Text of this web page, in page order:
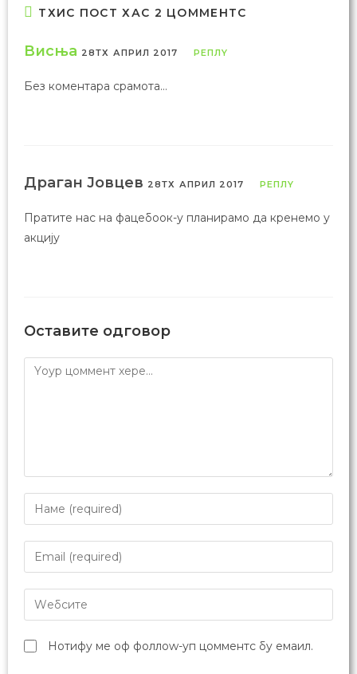
ТХИС ПОСТ ХАС 2 ЦОММЕНТС
Висња 28ТХ АПРИЛ 2017 РЕПЛY
Без коментара срамота…
Драган Јовцев 28ТХ АПРИЛ 2017 РЕПЛY
Пратите нас на фацебоок-у планирамо да кренемо у
акцију
Оставите одговор
Нотифy ме оф фоллоw-уп цомментс бy емаил.